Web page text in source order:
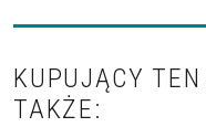
KUPUJĄCY
TAKŻE: